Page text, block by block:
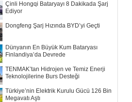
Çinli Hongqi Bataryayı 8 Dakikada Şarj
Ediyor
Dongfeng Şarj Hızında BYD’yi Geçti
Dünyanın En Büyük Kum Bataryası
Finlandiya’da Devrede
TENMAK’tan Hidrojen ve Temiz Enerji
Teknolojilerine Burs Desteği
Türkiye’nin Elektrik Kurulu Gücü 126 Bin
Megavatı Aştı